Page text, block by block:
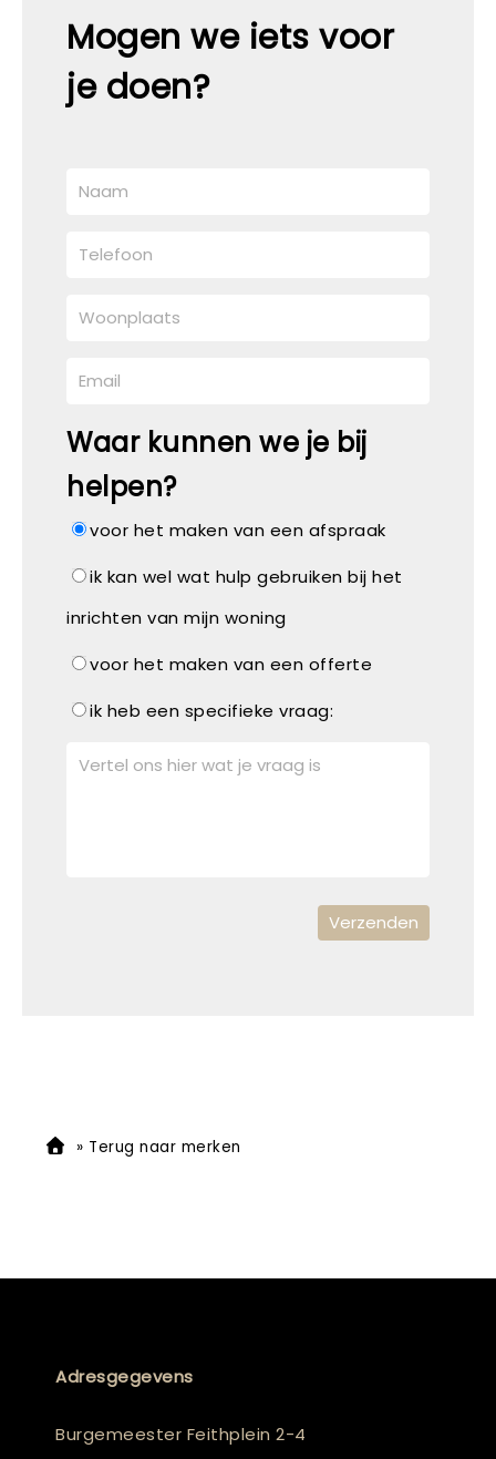
Mogen we iets voor
je doen?
Waar kunnen we je bij
helpen?
voor het maken van een afspraak
ik kan wel wat hulp gebruiken bij het
inrichten van mijn woning
voor het maken van een offerte
ik heb een specifieke vraag:
» Terug naar merken
Adresgegevens
Burgemeester Feithplein 2-4